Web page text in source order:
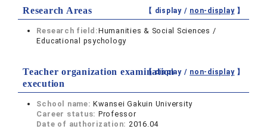
Research Areas 【 display / non-display】
Research field:Humanities & Social Sciences /
Educational psychology
Teacher organization examination
execution
【 display / non-display】
School name:Kwansei Gakuin University
Career status: Professor
Date of authorization: 2016.04